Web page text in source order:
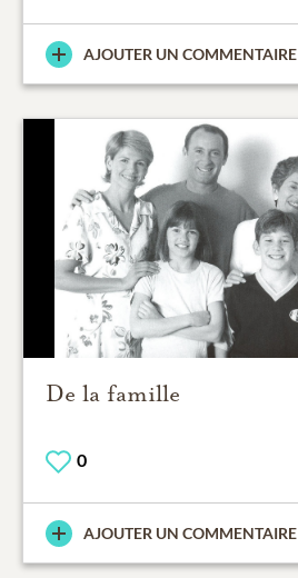
AJOUTER UN COMMENTAIRE
De la famille
0
AJOUTER UN COMMENTAIRE